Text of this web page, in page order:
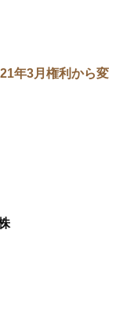
年3月権利から変